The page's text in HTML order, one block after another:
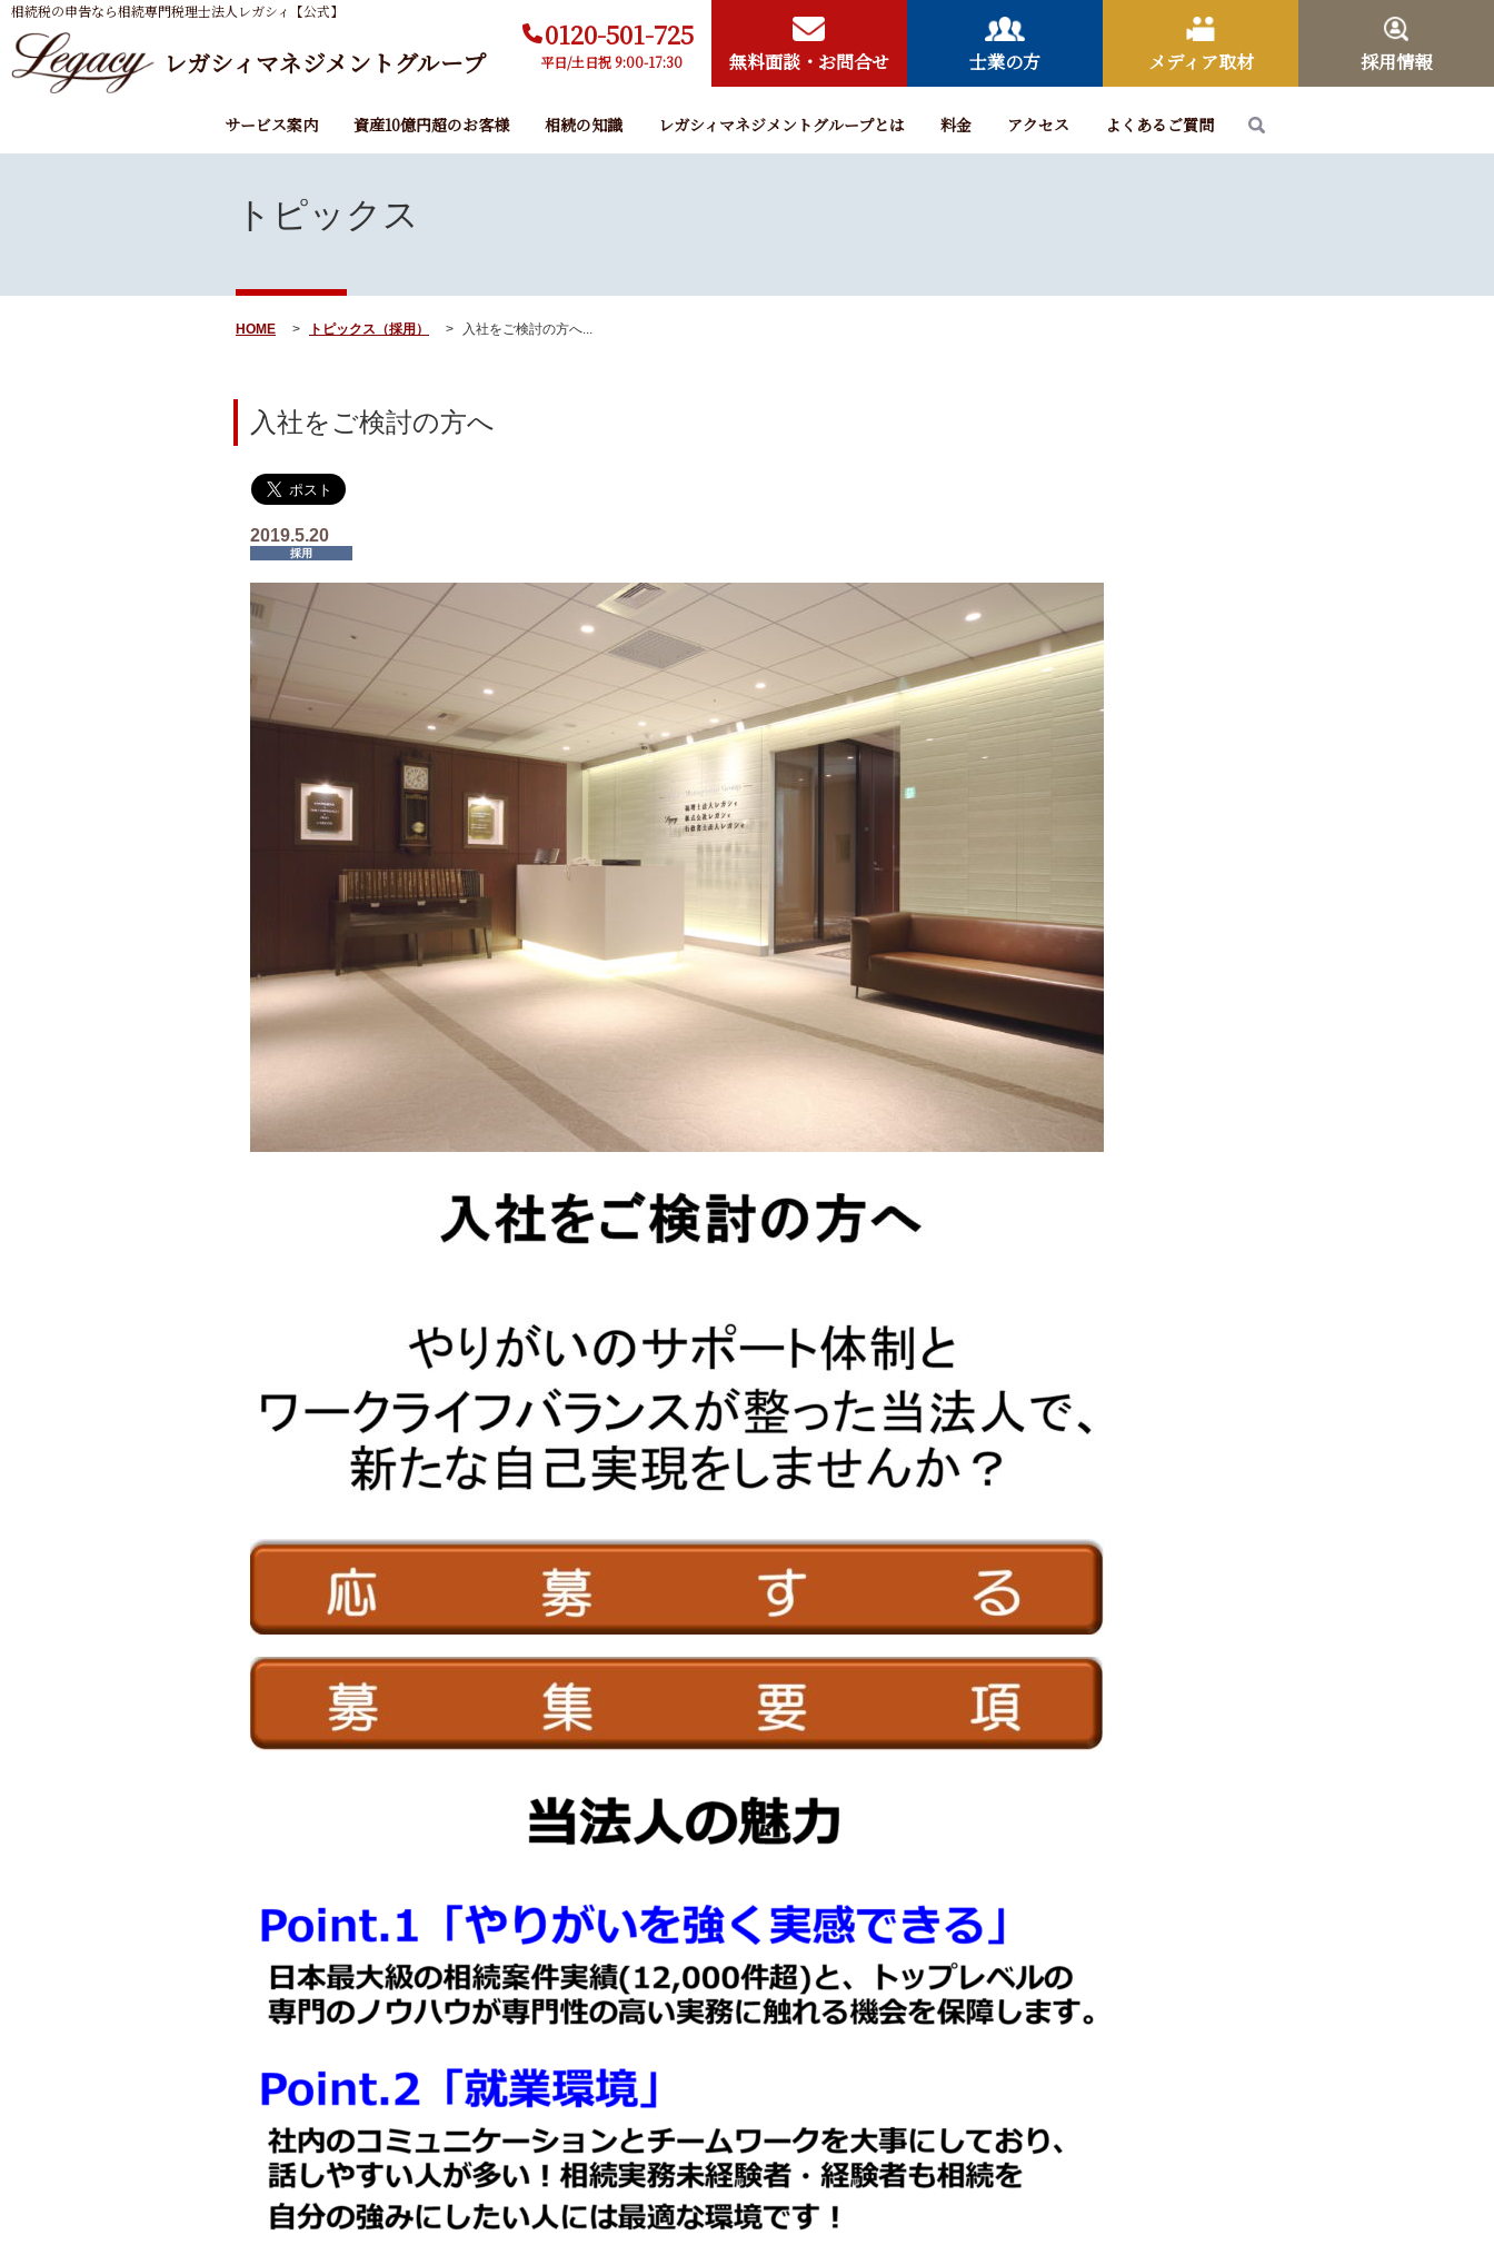
相続税の申告なら相続専門税理士法人レガシィ【公式】
レガシィマネジメントグループ
0120-501-725
平日/土日祝 9:00-17:30 無料面談・お問合せ 士業の方 メディア取材 採用情報
サービス案内 資産10億円超のお客様 相続の知識 レガシィマネジメントグループとは 料金 アクセス よくあるご質問
トピックス
HOME トピックス（採用） 入社をご検討の方へ...
入社をご検討の方へ
2019.5.20
採用